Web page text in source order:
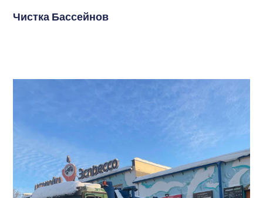
Чистка Бассейнов